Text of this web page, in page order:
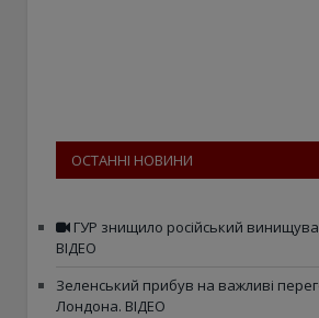
ОСТАННІ НОВИНИ
ГУР знищило російський
ВІДЕО
Зеленський прибув на важливі
Лондона. ВІДЕО